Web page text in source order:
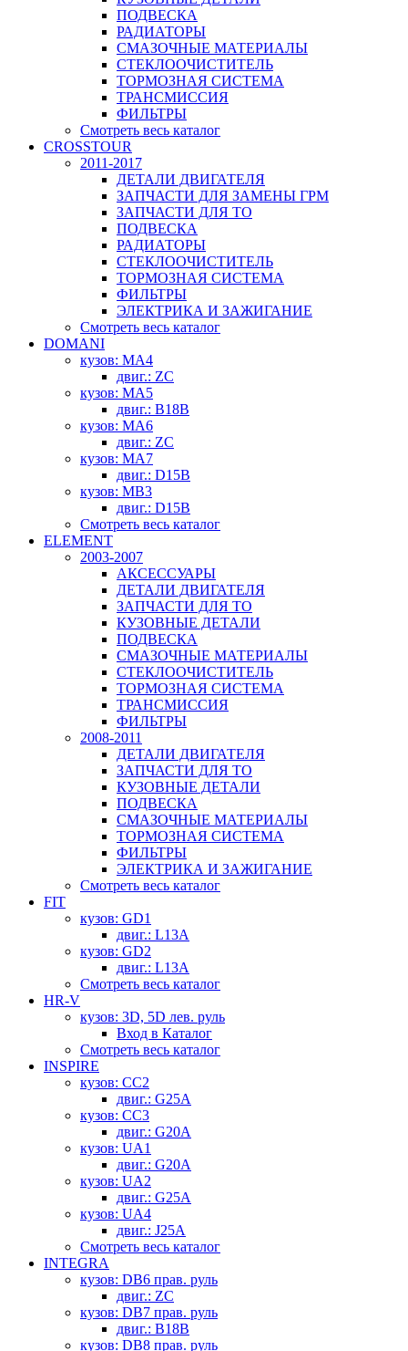
ПОДВЕСКА
РАДИАТОРЫ
СМАЗОЧНЫЕ МАТЕРИАЛЫ
СТЕКЛООЧИСТИТЕЛЬ
ТОРМОЗНАЯ СИСТЕМА
ТРАНСМИССИЯ
ФИЛЬТРЫ
Смотреть весь каталог
CROSSTOUR
2011-2017
ДЕТАЛИ ДВИГАТЕЛЯ
ЗАПЧАСТИ ДЛЯ ЗАМЕНЫ ГРМ
ЗАПЧАСТИ ДЛЯ ТО
ПОДВЕСКА
РАДИАТОРЫ
СТЕКЛООЧИСТИТЕЛЬ
ТОРМОЗНАЯ СИСТЕМА
ФИЛЬТРЫ
ЭЛЕКТРИКА И ЗАЖИГАНИЕ
Смотреть весь каталог
DOMANI
кузов: MA4
двиг.: ZC
кузов: MA5
двиг.: B18B
кузов: MA6
двиг.: ZC
кузов: MA7
двиг.: D15B
кузов: MB3
двиг.: D15B
Смотреть весь каталог
ELEMENT
2003-2007
АКСЕССУАРЫ
ДЕТАЛИ ДВИГАТЕЛЯ
ЗАПЧАСТИ ДЛЯ ТО
КУЗОВНЫЕ ДЕТАЛИ
ПОДВЕСКА
СМАЗОЧНЫЕ МАТЕРИАЛЫ
СТЕКЛООЧИСТИТЕЛЬ
ТОРМОЗНАЯ СИСТЕМА
ТРАНСМИССИЯ
ФИЛЬТРЫ
2008-2011
ДЕТАЛИ ДВИГАТЕЛЯ
ЗАПЧАСТИ ДЛЯ ТО
КУЗОВНЫЕ ДЕТАЛИ
ПОДВЕСКА
СМАЗОЧНЫЕ МАТЕРИАЛЫ
ТОРМОЗНАЯ СИСТЕМА
ФИЛЬТРЫ
ЭЛЕКТРИКА И ЗАЖИГАНИЕ
Смотреть весь каталог
FIT
кузов: GD1
двиг.: L13A
кузов: GD2
двиг.: L13A
Смотреть весь каталог
HR-V
кузов: 3D, 5D лев. руль
Вход в Каталог
Смотреть весь каталог
INSPIRE
кузов: CC2
двиг.: G25A
кузов: CC3
двиг.: G20A
кузов: UA1
двиг.: G20A
кузов: UA2
двиг.: G25A
кузов: UA4
двиг.: J25A
Смотреть весь каталог
INTEGRA
кузов: DB6 прав. руль
двиг.: ZC
кузов: DB7 прав. руль
двиг.: B18B
кузов: DB8 прав. руль